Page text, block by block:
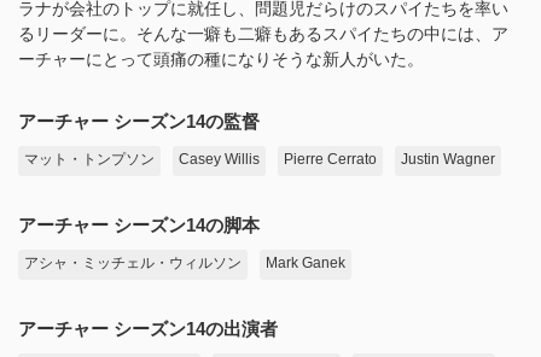
ラナが会社のトップに就任し、問題児だらけのスパイたちを率い
るリーダーに。そんな一癖も二癖もあるスパイたちの中には、ア
ーチャーにとって頭痛の種になりそうな新人がいた。
アーチャー シーズン14の監督
マット・トンプソン Casey Willis Pierre Cerrato Justin Wagner
アーチャー シーズン14の脚本
アシャ・ミッチェル・ウィルソン Mark Ganek
アーチャー シーズン14の出演者